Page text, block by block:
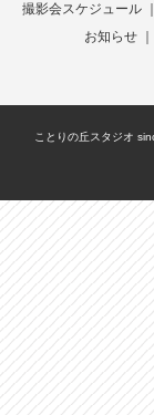
撮影会スケジュール
お知らせ｜
ことりの丘スタジオ